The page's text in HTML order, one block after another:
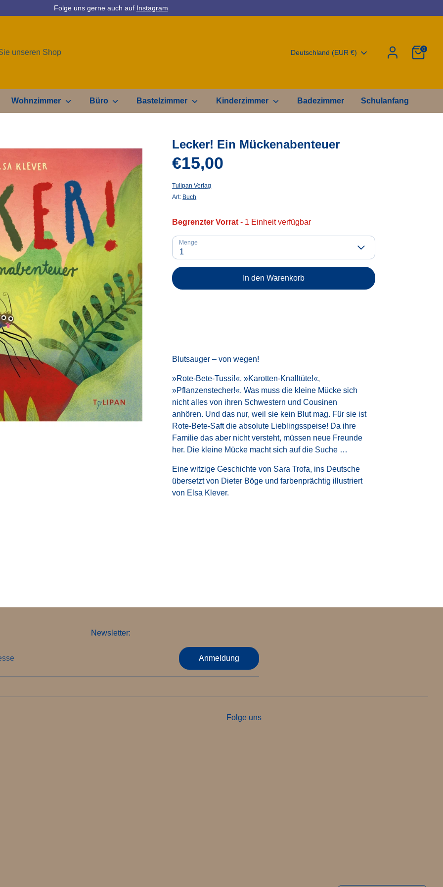
Folge uns gerne auch auf Instagram
Währung
Deutschland (EUR €) 0
Wohnzimmer Büro Bastelzimmer Kinderzimmer Badezimmer Schulanfang
Lecker! Ein Mückenabenteuer
€15,00
Tulipan Verlag
Art: Buch
Begrenzter Vorrat - 1 Einheit verfügbar
Menge
1
In den Warenkorb
Blutsauger – von wegen!
»Rote-Bete-Tussi!«, »Karotten-Knalltüte!«,
»Pflanzenstecher!«. Was muss die kleine Mücke sich
nicht alles von ihren Schwestern und Cousinen
anhören. Und das nur, weil sie kein Blut mag. Für sie ist
Rote-Bete-Saft die absolute Lieblingsspeise! Da ihre
Familie das aber nicht versteht, müssen neue Freunde
her. Die kleine Mücke macht sich auf die Suche …
Eine witzige Geschichte von Sara Trofa, ins Deutsche
übersetzt von Dieter Böge und farbenprächtig illustriert
von Elsa Klever.
Newsletter:
Anmeldung
Folge uns